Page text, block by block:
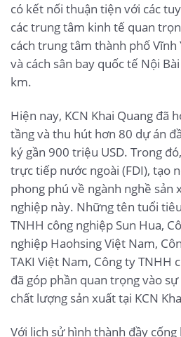
có kết nối thuận tiện với các
các trung tâm kinh tế quan
cách trung tâm thành phố
và cách sân bay quốc tế Nội
km.
Hiện nay, KCN Khai Quang đã
tầng và thu hút hơn 80 dự án
ký gần 900 triệu USD. Trong
trực tiếp nước ngoài (FDI), tạo
phong phú về ngành nghề sản
nghiệp này. Những tên tuổi
TNHH công nghiệp Sun Hua,
nghiệp Haohsing Việt Nam,
TAKI Việt Nam, Công ty TNHH
đã góp phần quan trọng vào
chất lượng sản xuất tại KCN
Với lịch sử hình thành đầy